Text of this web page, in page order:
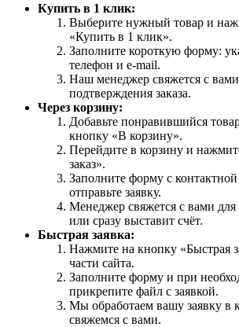
Купить в 1 клик:
Выберите нужный товар и
«Купить в 1 клик».
Заполните короткую форму:
телефон и e-mail.
Наш менеджер свяжется с
подтверждения заказа.
Через корзину:
Добавьте понравившийся
кнопку «В корзину».
Перейдите в корзину и
заказ».
Заполните форму с
отправьте заявку.
Менеджер свяжется с вами для
или сразу выставит счёт.
Быстрая заявка:
Нажмите на кнопку «Быстрая
части сайта.
Заполните форму и при
прикрепите файл с заявкой.
Мы обработаем вашу заявку в
свяжемся с вами.